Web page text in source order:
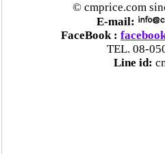
"บ้าน สาว" ดังกล่าวมีเฉพาะด้
จนเกือบถึงหน้าวัดช่างฆ้อง โด
กำแพงดิน โดยแต่ละบ้านเจาะ
© cmprice.com
E-mail:
FaceBook :
TEL. 08-
Line id: